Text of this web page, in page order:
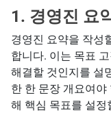
1. 경영진 요
경영진 요약을 작성
합니다. 이는 목표
해결할 것인지를 설
한 한 문장 개요여
해 핵심 목표를 설정